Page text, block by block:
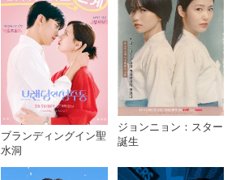
ブランディングイン聖
水洞
ジョンニョン：スター
誕生